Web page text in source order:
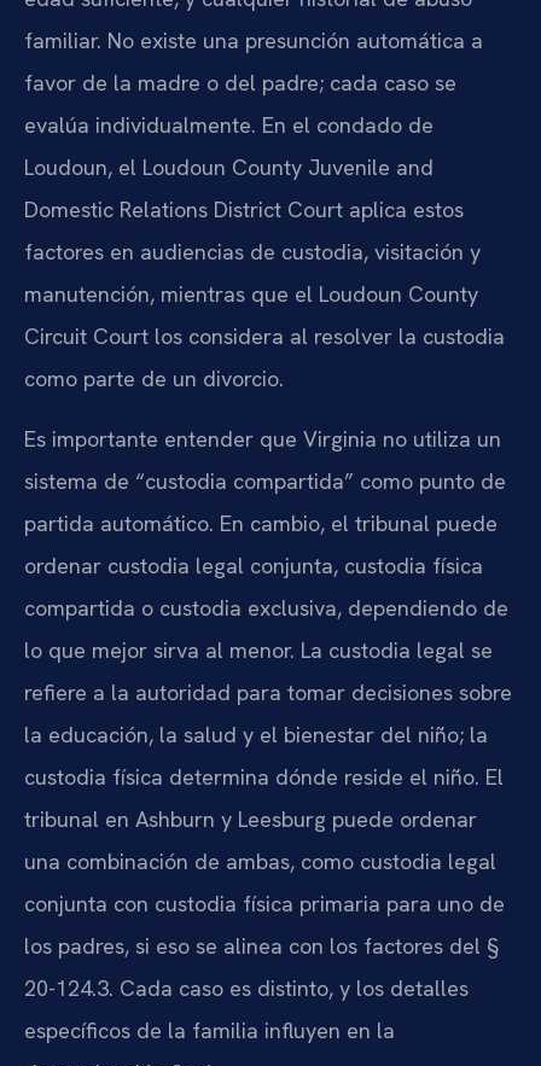
familiar. No existe una presunción automática a
favor de la madre o del padre; cada caso se
evalúa individualmente. En el condado de
Loudoun, el Loudoun County Juvenile and
Domestic Relations District Court aplica estos
factores en audiencias de custodia, visitación y
manutención, mientras que el Loudoun County
Circuit Court los considera al resolver la custodia
como parte de un divorcio.
Es importante entender que Virginia no utiliza un
sistema de “custodia compartida” como punto de
partida automático. En cambio, el tribunal puede
ordenar custodia legal conjunta, custodia física
compartida o custodia exclusiva, dependiendo de
lo que mejor sirva al menor. La custodia legal se
refiere a la autoridad para tomar decisiones sobre
la educación, la salud y el bienestar del niño; la
custodia física determina dónde reside el niño. El
tribunal en Ashburn y Leesburg puede ordenar
una combinación de ambas, como custodia legal
conjunta con custodia física primaria para uno de
los padres, si eso se alinea con los factores del §
20-124.3. Cada caso es distinto, y los detalles
específicos de la familia influyen en la